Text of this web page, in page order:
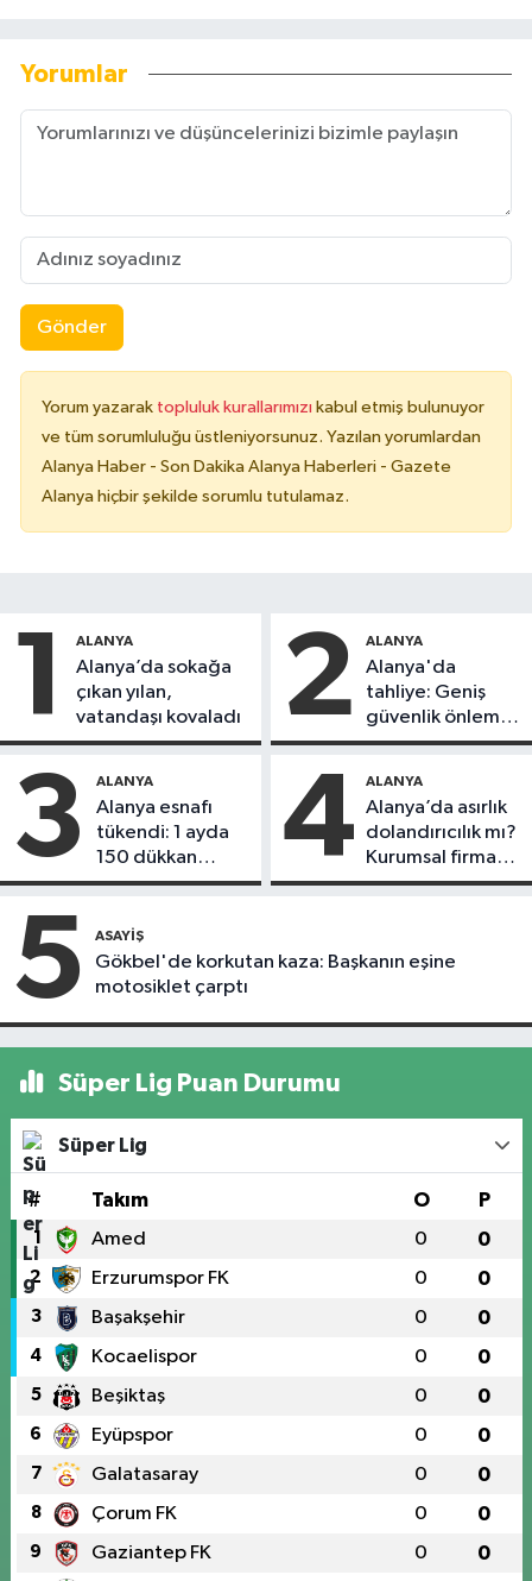
Yorumlar
Gönder
Yorum yazarak topluluk kurallarımızı kabul etmiş bulunuyor
ve tüm sorumluluğu üstleniyorsunuz. Yazılan yorumlardan
Alanya Haber - Son Dakika Alanya Haberleri - Gazete
Alanya hiçbir şekilde sorumlu tutulamaz.
1 ALANYA
Alanya’da sokağa
çıkan yılan,
vatandaşı kovaladı
2 ALANYA
Alanya'da
tahliye: Geniş
güvenlik önlemi
alındı
3 ALANYA
Alanya esnafı
tükendi: 1 ayda
150 dükkan
kapandı
4 ALANYA
Alanya’da asırlık
dolandırıcılık mı?
Kurumsal firma
Remax Metro
5 ASAYIŞ
Gökbel'de korkutan kaza: Başkanın eşine
motosiklet çarptı
Süper Lig Puan Durumu
Süper Lig
# Takım O P
1 Amed 0 0
2 Erzurumspor FK 0 0
3 Başakşehir 0 0
4 Kocaelispor 0 0
5 Beşiktaş 0 0
6 Eyüpspor 0 0
7 Galatasaray 0 0
8 Çorum FK 0 0
9 Gaziantep FK 0 0